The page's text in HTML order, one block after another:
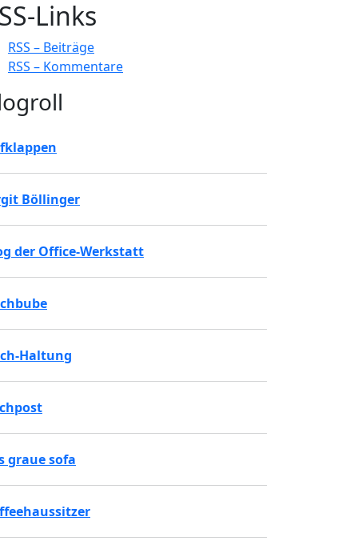
Links
RSS – Beiträge
RSS – Kommentare
Böllinger
der Office-Werkstatt
Haltung
graue sofa